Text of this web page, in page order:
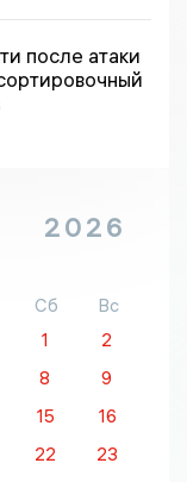
после атаки
2026
Сб
Вс
1
2
8
9
15
16
22
23